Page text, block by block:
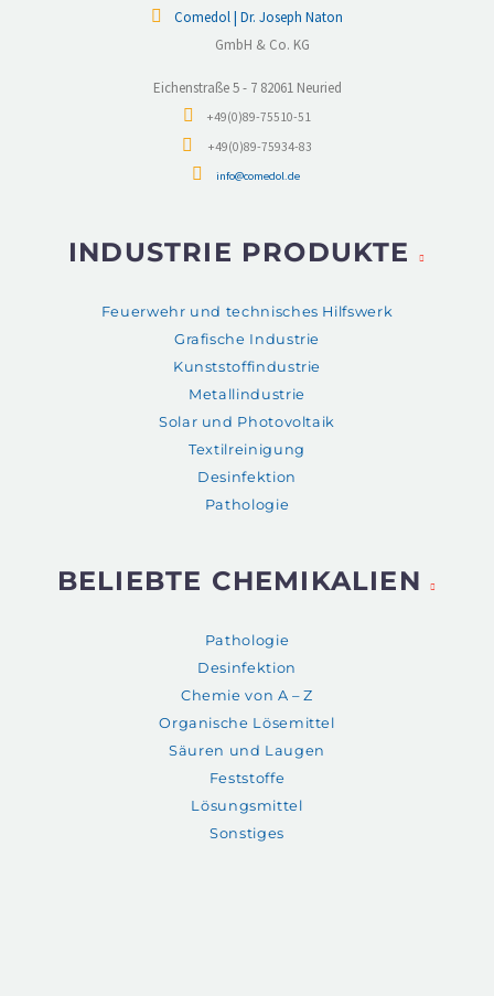
Comedol | Dr. Joseph Naton
GmbH & Co. KG
Eichenstraße 5 - 7 82061 Neuried
+49(0)89-75510-51
+49(0)89-75934-83
info@comedol.de
INDUSTRIE PRODUKTE
Feuerwehr und technisches Hilfswerk
Grafische Industrie
Kunststoffindustrie
Metallindustrie
Solar und Photovoltaik
Textilreinigung
Desinfektion
Pathologie
BELIEBTE CHEMIKALIEN
Pathologie
Desinfektion
Chemie von A – Z
Organische Lösemittel
Säuren und Laugen
Feststoffe
Lösungsmittel
Sonstiges